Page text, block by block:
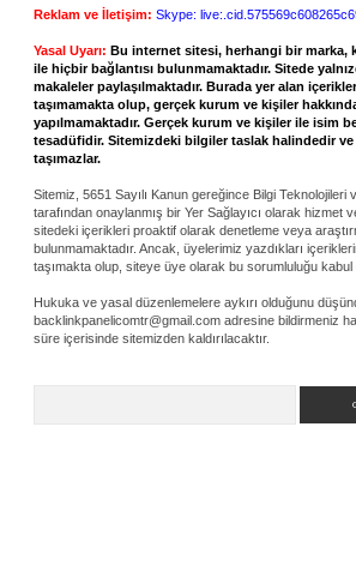
Reklam ve İletişim: Skype:
Yasal Uyarı: Bu internet sitesi, herhangi bir marka,
ile hiçbir bağlantısı bulunmamaktadır. Sitede
makaleler paylaşılmaktadır. Burada yer alan
taşımamakta olup, gerçek kurum ve kişiler
yapılmamaktadır. Gerçek kurum ve kişiler ile isim
tesadüfidir. Sitemizdeki bilgiler taslak halindedir
taşımazlar.
Sitemiz, 5651 Sayılı Kanun gereğince Bilgi Teknolojileri
tarafından onaylanmış bir Yer Sağlayıcı olarak hizmet
sitedeki içerikleri proaktif olarak denetleme veya
bulunmamaktadır. Ancak, üyelerimiz yazdıkları
taşımakta olup, siteye üye olarak bu sorumluluğu kabul
Hukuka ve yasal düzenlemelere aykırı olduğunu
backlinkpanelicomtr@gmail.com adresine bildirmeniz
süre içerisinde sitemizden kaldırılacaktır.